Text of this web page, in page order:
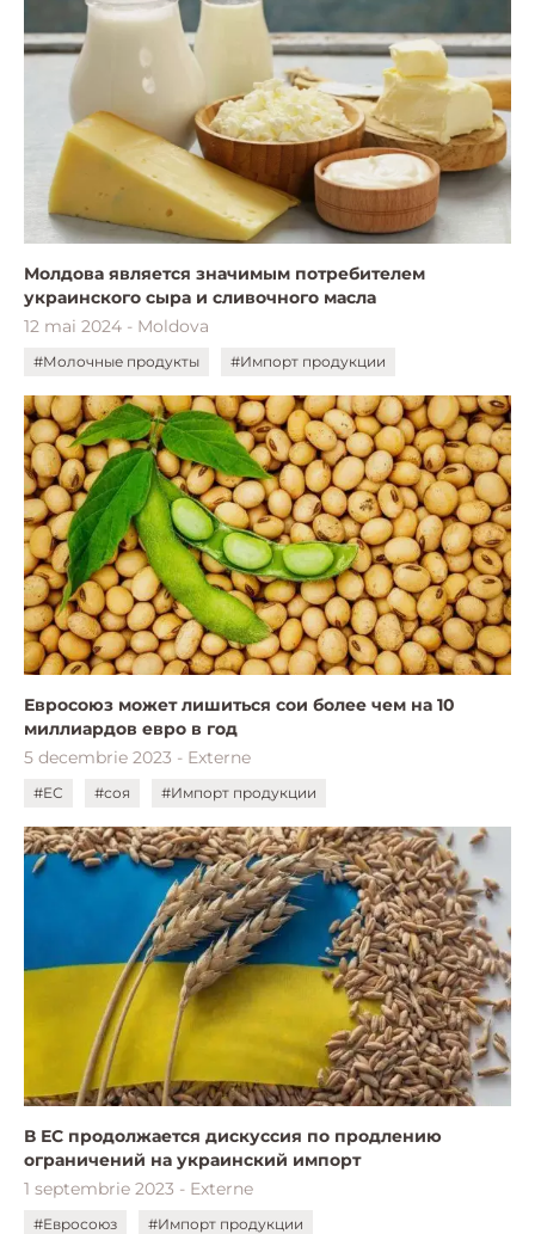
Молдова является значимым потребителем
украинского сыра и сливочного масла
12 mai 2024 - Moldova
#Молочные продукты #Импорт продукции
Евросоюз может лишиться сои более чем на 10
миллиардов евро в год
5 decembrie 2023 - Externe
#ЕС #соя #Импорт продукции
В ЕС продолжается дискуссия по продлению
ограничений на украинский импорт
1 septembrie 2023 - Externe
#Евросоюз #Импорт продукции